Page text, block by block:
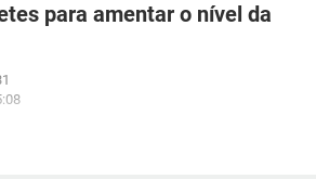
para amentar o nível da